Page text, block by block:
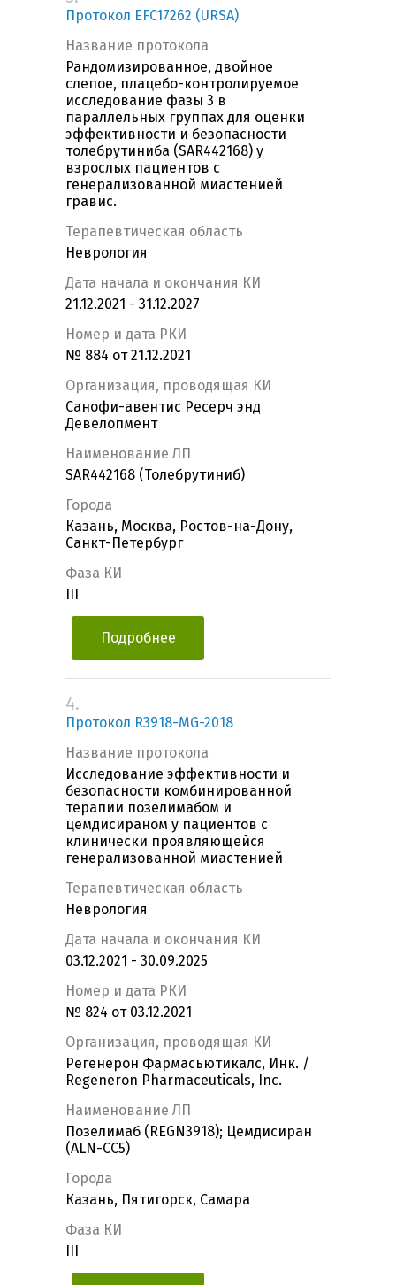
Протокол EFC17262 (URSA)
Название протокола
Рандомизированное, двойное
слепое, плацебо-контролируемое
исследование фазы 3 в
параллельных группах для оценки
эффективности и безопасности
толебрутиниба (SAR442168) у
взрослых пациентов с
генерализованной миастенией
гравис.
Терапевтическая область
Неврология
Дата начала и окончания КИ
21.12.2021 - 31.12.2027
Номер и дата РКИ
№ 884 от 21.12.2021
Организация, проводящая КИ
Санофи-авентис Ресерч энд
Девелопмент
Наименование ЛП
SAR442168 (Толебрутиниб)
Города
Казань, Москва, Ростов-на-Дону,
Санкт-Петербург
Фаза КИ
Подробнее
4.
Протокол R3918-MG-2018
Название протокола
Исследование эффективности и
безопасности комбинированной
терапии позелимабом и
цемдисираном у пациентов с
клинически проявляющейся
генерализованной миастенией
Терапевтическая область
Неврология
Дата начала и окончания КИ
03.12.2021 - 30.09.2025
Номер и дата РКИ
№ 824 от 03.12.2021
Организация, проводящая КИ
Регенерон Фармасьютикалс, Инк. /
Regeneron Pharmaceuticals, Inc.
Наименование ЛП
Позелимаб (REGN3918); Цемдисиран
(ALN-CC5)
Города
Казань, Пятигорск, Самара
Фаза КИ